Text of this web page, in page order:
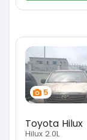
5
Toyota Hilux
Hilux 2.0L